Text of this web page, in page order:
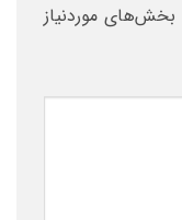
بخش‌های موردنیاز